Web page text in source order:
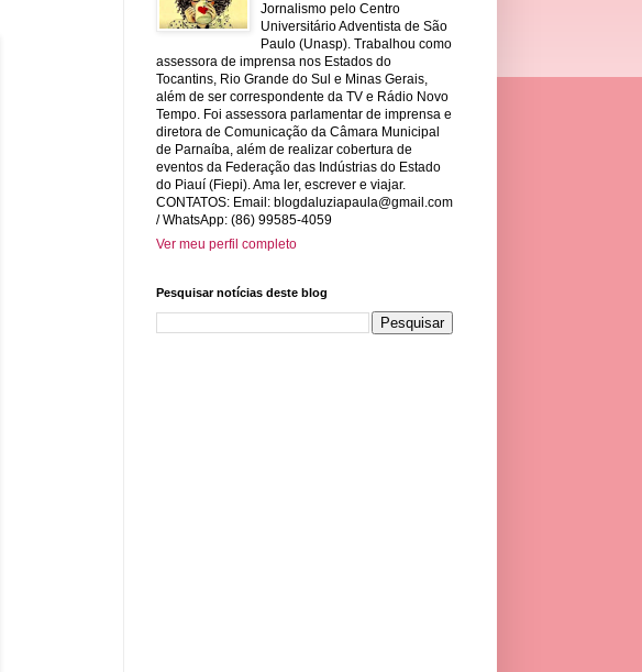
Jornalismo pelo Centro
Universitário Adventista de São
Paulo (Unasp). Trabalhou como
assessora de imprensa nos Estados do
Tocantins, Rio Grande do Sul e Minas Gerais,
além de ser correspondente da TV e Rádio Novo
Tempo. Foi assessora parlamentar de imprensa e
diretora de Comunicação da Câmara Municipal
de Parnaíba, além de realizar cobertura de
eventos da Federação das Indústrias do Estado
do Piauí (Fiepi). Ama ler, escrever e viajar.
CONTATOS: Email: blogdaluziapaula@gmail.com
/ WhatsApp: (86) 99585-4059
Ver meu perfil completo
Pesquisar notícias deste blog